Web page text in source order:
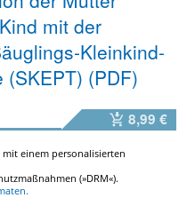
mit der
Kleinkind-
(PDF)
8,99 €
mit einem personalisierten
(»DRM«).